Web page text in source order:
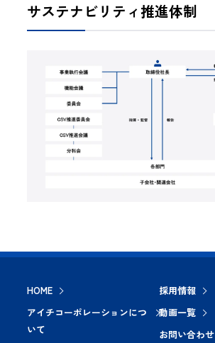
サステナビリティ推進体制
HOME
アイチコーポレーションにつ
いて
採用情報
動画一覧
お問い合わせ